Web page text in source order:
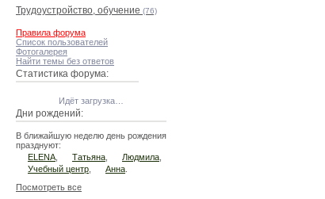
Трудоустройство, обучение (76)
Правила форума
Список пользователей
Фотогалерея
Найти темы без ответов
Статистика форума:
Идёт загрузка…
Дни рождений:
В ближайшую неделю день рождения
празднуют:
ELENA
Татьяна Людмила
Учебный центр
Анна
Посмотреть все